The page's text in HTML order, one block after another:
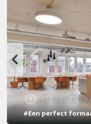
1 2 3 4 5
#Een perfect